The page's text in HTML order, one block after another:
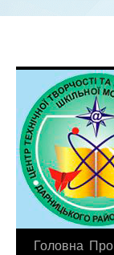
Головна Про